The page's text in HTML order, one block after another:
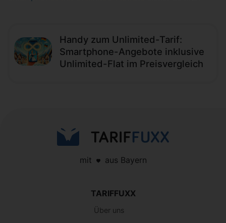
Handy zum Unlimited-Tarif:
Smartphone-Angebote inklusive
Unlimited-Flat im Preisvergleich
mit aus Bayern
TARIFFUXX
Über uns